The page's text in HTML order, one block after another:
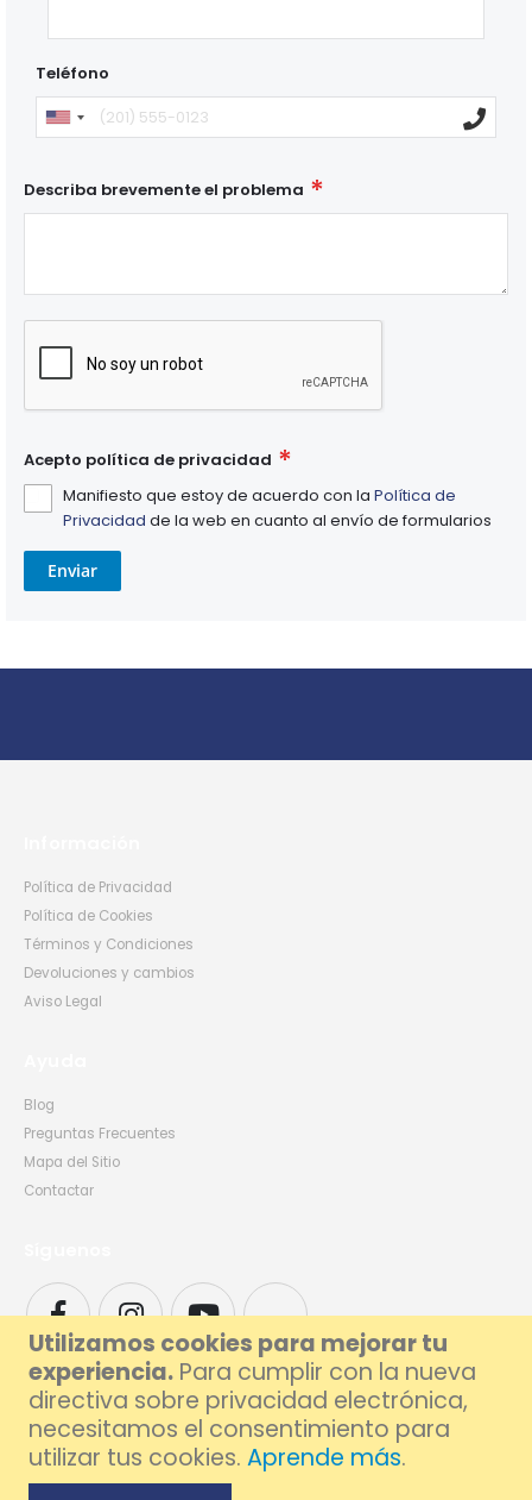
Utilizamos cookies para mejorar tu
experiencia. Para cumplir con la nueva
directiva sobre privacidad electrónica,
necesitamos el consentimiento para
utilizar tus cookies. Aprende más.
Teléfono
Describa brevemente el problema
Acepto política de privacidad
Manifiesto que estoy de acuerdo con la Política de
Privacidad de la web en cuanto al envío de formularios
Enviar
Política de Privacidad
Política de Cookies
Términos y Condiciones
Devoluciones y cambios
Aviso Legal
Blog
Preguntas Frecuentes
Mapa del Sitio
Contactar
© 2026 Foxlive - Especialistas en Reparación de Móviles y Ordenadores en